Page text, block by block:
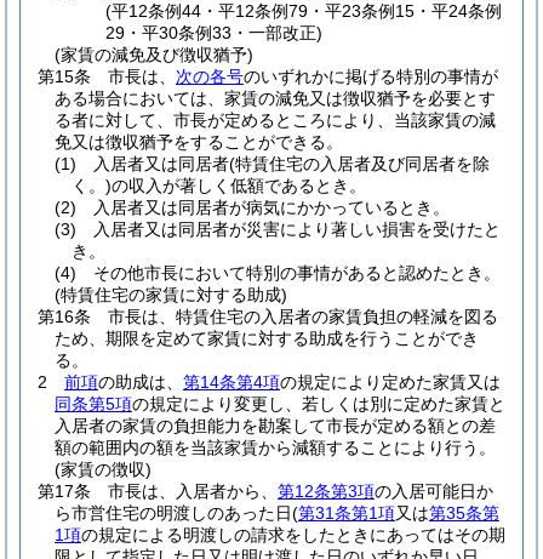
(平12条例44・平12条例79・平23条例15・平24条例
29・平30条例33・一部改正)
(家賃の減免及び徴収猶予)
第15条
市長は、 次の各号のいずれかに掲げる特別の事情が
ある場合においては、家賃の減免又は徴収猶予を必要とす
る者に対して、市長が定めるところにより、当該家賃の減
免又は徴収猶予をすることができる。
(1)
入居者又は同居者(特賃住宅の入居者及び同居者を除
く。)の収入が著しく低額であるとき。
(2)
入居者又は同居者が病気にかかっているとき。
(3)
入居者又は同居者が災害により著しい損害を受けたと
き。
(4)
その他市長において特別の事情があると認めたとき。
(特賃住宅の家賃に対する助成)
第16条
市長は、特賃住宅の入居者の家賃負担の軽減を図る
ため、期限を定めて家賃に対する助成を行うことができ
る。
2
前項の助成は、 第14条第4項の規定により定めた家賃又は
同条第5項の規定により変更し、若しくは別に定めた家賃と
入居者の家賃の負担能力を勘案して市長が定める額との差
額の範囲内の額を当該家賃から減額することにより行う。
(家賃の徴収)
第17条
市長は、入居者から、 第12条第3項の入居可能日か
ら市営住宅の明渡しのあった日(第31条第1項又は第35条第
1項の規定による明渡しの請求をしたときにあってはその期